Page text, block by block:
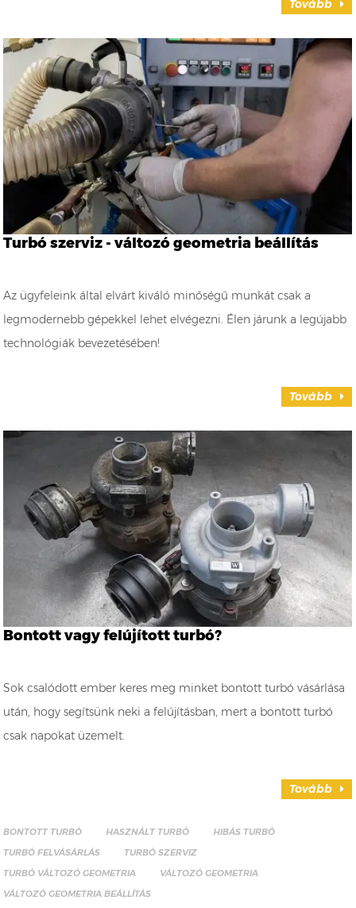
Tovább
Turbó szerviz - változó geometria beállítás
Az ügyfeleink által elvárt kiváló minőségű munkát csak a
legmodernebb gépekkel lehet elvégezni. Élen járunk a legújabb
technológiák bevezetésében!
Tovább
Bontott vagy felújított turbó?
Sok csalódott ember keres meg minket bontott turbó vásárlása
után, hogy segítsünk neki a felújításban, mert a bontott turbó
csak napokat üzemelt.
Tovább
BONTOTT TURBÓ HASZNÁLT TURBÓ
HIBÁS TURBÓ
TURBÓ FELVÁSÁRLÁS
TURBÓ SZERVIZ
TURBÓ VÁLTOZÓ GEOMETRIA
VÁLTOZÓ GEOMETRIA
VÁLTOZÓ GEOMETRIA BEÁLLÍTÁS